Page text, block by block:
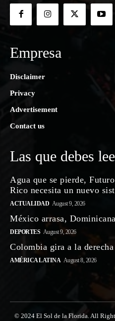
Empresa
Disclaimer
Privacy
Advertisement
Contact us
Las que debes
Agua que se pierde,
Rico necesita un nuevo
ACTUALIDAD August 9, 2026
México arrasa,
DEPORTES August 9, 2026
Colombia gira a la derecha
AMÉRICA LATINA August 8, 2026
© 2024 El Sol de la Florida. All